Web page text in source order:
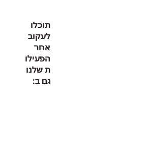
תוכלו
לעקוב
אחר
הפעילו
ת שלנו
גם ב: